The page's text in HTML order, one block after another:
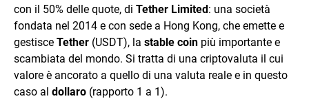
con il 50% delle quote, di Tether Limited: una società
fondata nel 2014 e con sede a Hong Kong, che emette e
gestisce Tether (USDT), la stable coin più importante e
scambiata del mondo. Si tratta di una criptovaluta il cui
valore è ancorato a quello di una valuta reale e in questo
caso al dollaro (rapporto 1 a 1).